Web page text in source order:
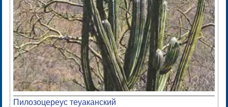
Пилозоцереус теуаканский